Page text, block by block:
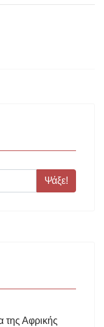
Ψάξε!
της Αφρικής